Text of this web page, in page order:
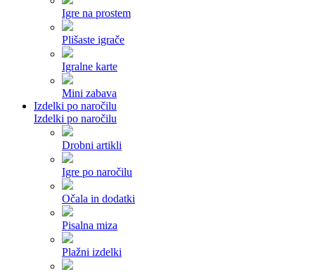
Igre na prostem
Plišaste igrače
Igralne karte
Mini zabava
Izdelki po naročilu
Izdelki po naročilu
Drobni artikli
Igre po naročilu
Očala in dodatki
Pisalna miza
Plažni izdelki